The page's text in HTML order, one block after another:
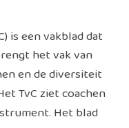
is een vakblad dat
het vak van
en de diversiteit
TvC ziet coachen
Het blad